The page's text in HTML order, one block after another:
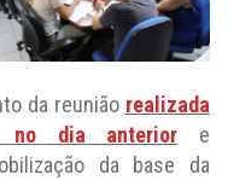
da reunião realizada
no dia anterior e
da base da